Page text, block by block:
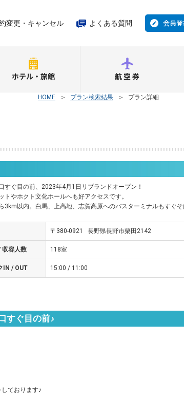
変更・キャンセル よくある質問 会員
ホテル・旅館 航空券
HOME ＞ プラン検索結果 ＞ プラン詳細
すぐ目の前、2023年4月1日リブランドオープン！
トやホクト文化ホールへも好アクセスです。
3km以内。白馬、上高地、志賀高原へのバスターミナルもすぐそ
〒380-0921 長野県長野市栗田2142
収容人数 118室
IN / OUT 15:00 / 11:00
すぐ目の前♪
ております♪